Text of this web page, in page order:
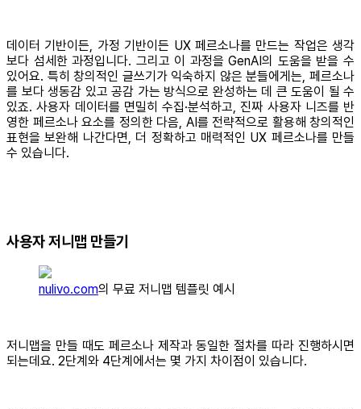
데이터 기반이든, 가정 기반이든 UX 페르소나를 만드는 작업은 생각
보다 섬세한 과정입니다. 그리고 이 과정을 GenAI의 도움을 받을 수
있어요. 특히 창의적인 글쓰기가 익숙하지 않은 분들에게는, 페르소나
를 보다 생동감 있고 공감 가는 방식으로 완성하는 데 큰 도움이 될 수
있죠. 사용자 데이터를 면밀히 수집·분석하고, 진짜 사용자 니즈를 반
영한 페르소나 요소를 정의한 다음, AI를 전략적으로 활용해 창의적인
표현을 보완해 나간다면, 더 정확하고 매력적인 UX 페르소나를 만들
수 있습니다.
사용자 저니맵 만들기
nulivo.com의 무료 저니맵 템플릿 예시
저니맵을 만들 때도 페르소나 제작과 동일한 절차를 따라 진행하시면
되는데요. 2단계와 4단계에서는 몇 가지 차이점이 있습니다.